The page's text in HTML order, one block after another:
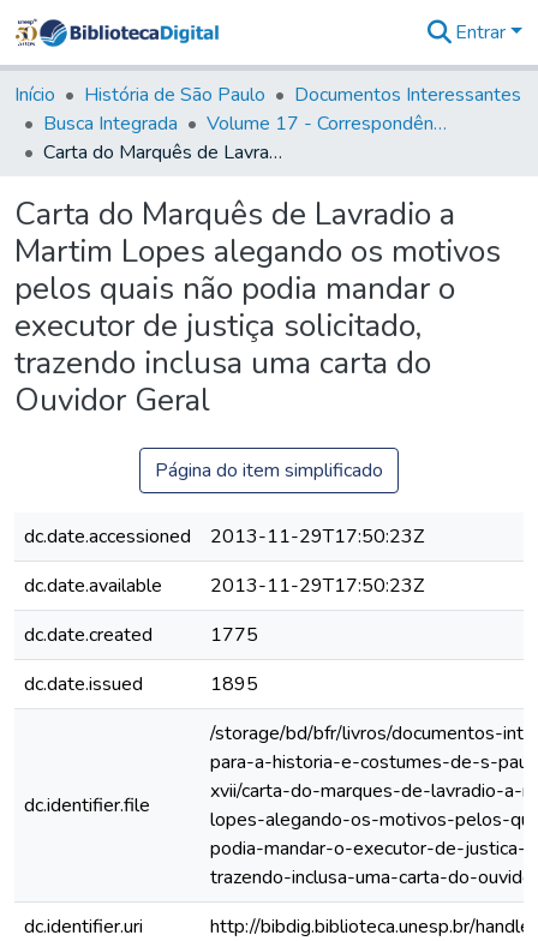
&
Coleções
Tudo na
Biblioteca
Estatísticas
Entrar
Início História de São Paulo
Documentos Interessantes
Busca Integrada
Volume 17 - Correspondência do Vice-Rei, de Martim Lopes Lobo e outros (1775- 9)
Carta do Marquês de Lavradio a Martim Lopes alegando os motivos pelos quais não podia mandar o executor de justiça solicitado, trazendo inclusa uma carta do Ouvidor Geral
Carta do Marquês de Lavradio a
Martim Lopes alegando os motivos
pelos quais não podia mandar o
executor de justiça solicitado,
trazendo inclusa uma carta do
Ouvidor Geral
Página do item simplificado
dc.date.accessioned
2013-11-29T17:50:23Z
dc.date.available
2013-11-29T17:50:23Z
dc.date.created
1775
dc.date.issued
1895
dc.identifier.file
/storage/bd/bfr/livros/documentos-
para-a-historia-e-costumes-de-s-
xvii/carta-do-marques-de-lavradio-a-
lopes-alegando-os-motivos-pelos-
podia-mandar-o-executor-de-justica-
trazendo-inclusa-uma-carta-do-
dc.identifier.uri
http://bibdig.biblioteca.unesp.br/